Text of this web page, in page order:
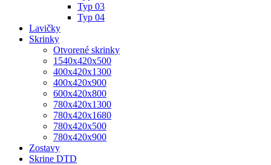
Typ 03
Typ 04
Lavičky
Skrinky
Otvorené skrinky
1540x420x500
400x420x1300
400x420x900
600x420x800
780x420x1300
780x420x1680
780x420x500
780x420x900
Zostavy
Skrine DTD